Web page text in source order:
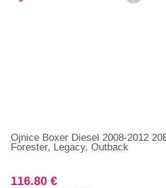
Ojnice Boxer Diesel 2008-2012
Forester, Legacy, Outback
116.80 €